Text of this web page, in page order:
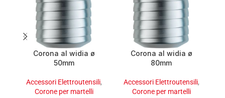
Corona al widia ø
50mm
Accessori Elettroutensili,
Corone per martelli
Corona al widia ø
80mm
Accessori Elettroutensili,
Corone per martelli